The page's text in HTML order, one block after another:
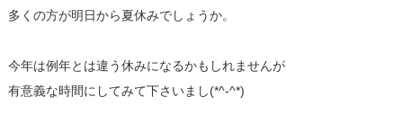
多くの方が明日から夏休みでしょうか。
今年は例年とは違う休みになるかもしれませんが
有意義な時間にしてみて下さいまし(*^-^*)